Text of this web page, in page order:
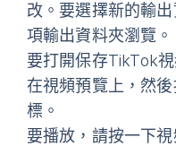
改。要選擇新的輸
項輸出資料夾瀏覽 。
要打開保存TikTok
在視頻預覽上，然
標。
要播放，請按一下